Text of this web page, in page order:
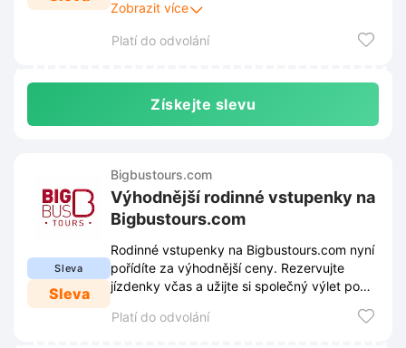
autobusy díky včasnému nákupu přímo přes
Zobrazit více
Platí do odvolání
Získejte slevu
Sleva
Sleva
Bigbustours.com
Výhodnější rodinné vstupenky na
Bigbustours.com
Rodinné vstupenky na Bigbustours.com nyní
pořídíte za výhodnější ceny. Rezervujte
jízdenky včas a užijte si společný výlet po
Platí do odvolání